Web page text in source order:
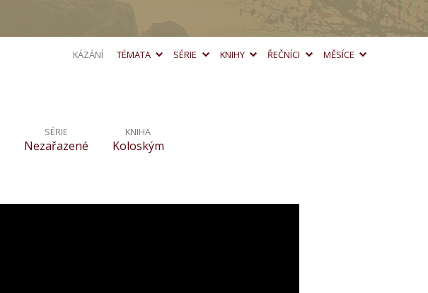
KÁZÁNÍ TÉMATA SÉRIE KNIHY ŘEČNÍCI MĚSÍCE
SÉRIE
Nezařazené
KNIHA
Koloským